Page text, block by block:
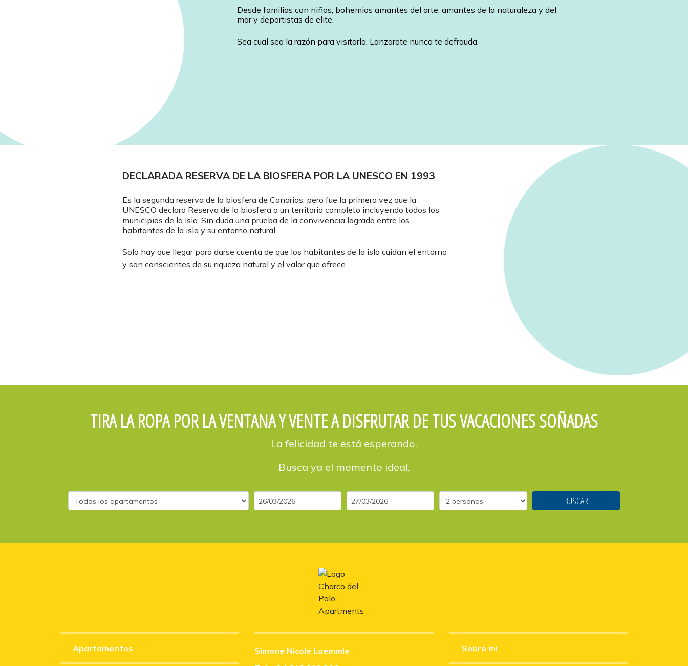
Desde familias con niños, bohemios amantes del arte, amantes de la naturaleza y del
mar y deportistas de elite.
Sea cual sea la razón para visitarla, Lanzarote nunca te defrauda.
DECLARADA RESERVA DE LA BIOSFERA POR LA UNESCO EN 1993
Es la segunda reserva de la biosfera de Canarias, pero fue la primera vez que la
UNESCO declaro Reserva de la biosfera a un territorio completo incluyendo todos los
municipios de la Isla. Sin duda una prueba de la convivencia lograda entre los
habitantes de la isla y su entorno natural.
Solo hay que llegar para darse cuenta de que los habitantes de la isla cuidan el entorno
y son conscientes de su riqueza natural y el valor que ofrece.
TIRA LA ROPA POR LA VENTANA Y VENTE A DISFRUTAR DE TUS VACACIONES SOÑADAS
La felicidad te está esperando.
Busca ya el momento ideal.
Apartamentos
Simone Nicole Laemmle
Sobre mi